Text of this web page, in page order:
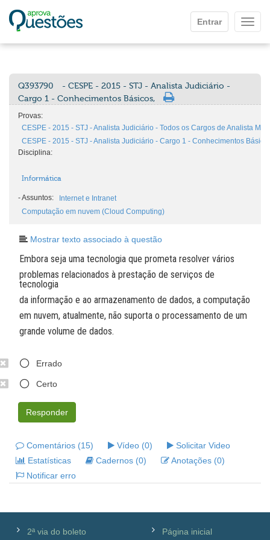
Entrar
Q393790
- CESPE - 2015 - STJ - Analista Judiciário -
Cargo 1 - Conhecimentos Básicos,
Provas:
CESPE - 2015 - STJ - Analista Judiciário - Todos os Cargos de Analista
CESPE - 2015 - STJ - Analista Judiciário - Cargo 1 - Conhecimentos
Disciplina:
Informática
-Assuntos:
Internet e Intranet
Computação em nuvem (Cloud Computing)
Mostrar texto associado à questão
Embora seja uma tecnologia que prometa resolver vários
problemas relacionados à prestação de serviços de
tecnologia
da informação e ao armazenamento de dados, a computação
em nuvem, atualmente, não suporta o processamento de um
grande volume de dados.
Errado
Certo
Responder
Comentários (15) Vídeo (0)
Solicitar Video
Estatísticas
Cadernos (0)
Anotações (0)
Notificar erro
2ª via do boleto Página inicial